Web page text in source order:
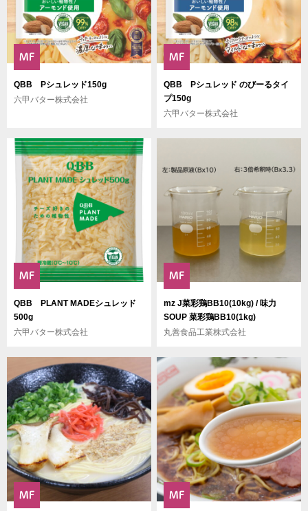
QBB Pシュレッド150g
六甲バター株式会社
QBB Pシュレッド のびーるタイ
プ150g
六甲バター株式会社
QBB PLANT MADEシュレッド
500g
六甲バター株式会社
mz J菜彩鶏BB10(10kg) / 味力
SOUP 菜彩鶏BB10(1kg)
丸善食品工業株式会社